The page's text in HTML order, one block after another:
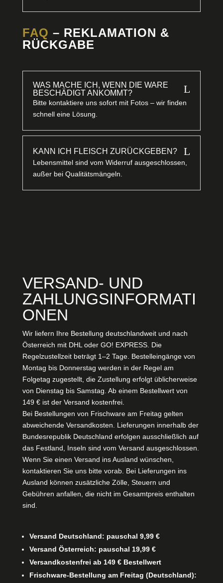
FAQ – REKLAMATION &
RÜCKGABE
WAS MACHE ICH, WENN DIE WARE
BESCHÄDIGT ANKOMMT?
L
Bitte kontaktiere uns sofort mit Fotos – wir finden
schnell eine Lösung.
KANN ICH FLEISCH ZURÜCKGEBEN? L
Lebensmittel sind vom Widerruf ausgeschlossen,
außer bei Qualitätsmängeln.
VERSAND- UND
ZAHLUNGSINFORMATI
ONEN
Wir liefern Ihre Bestellung deutschlandweit und nach
Österreich mit DHL oder GO! EXPRESS. Die
Regelzustellzeit beträgt 1–2 Tage. Bestelleingänge von
Montag bis Donnerstag werden in der Regel am
Folgetag zugestellt, die Zustellung erfolgt üblicherweise
von Dienstag bis Samstag. Ab einem Bestellwert von
149 € ist der Versand kostenfrei.
Bei Bestellungen von Frischware am Freitag gelten
abweichende Versandkosten. Lieferungen innerhalb der
Bundesrepublik Deutschland erfolgen ausschließlich auf
das Festland, Inseln sind vom Versand ausgeschlossen.
Wenn Sie einen Versand ins Ausland wünschen,
kontaktieren Sie uns bitte vorab. Bei Lieferungen ins
Ausland können zusätzliche Zölle, Steuern und
Gebühren anfallen, die nicht im Gesamtpreis enthalten
sind.
Versand Deutschland: pauschal 9,99 €
Versand Österreich: pauschal 19,99 €
Versandkostenfrei ab 149 € Bestellwert
Frischware-Bestellung am Freitag (Deutschland):